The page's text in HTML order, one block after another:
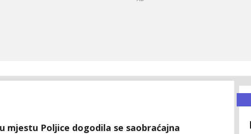
mjestu Poljice dogodila se saobraćajna